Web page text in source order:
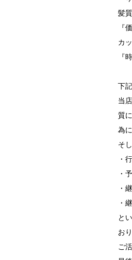
髪
『
カ
5
下
当
質
為
そ
・
・
・
・
と
お
ご